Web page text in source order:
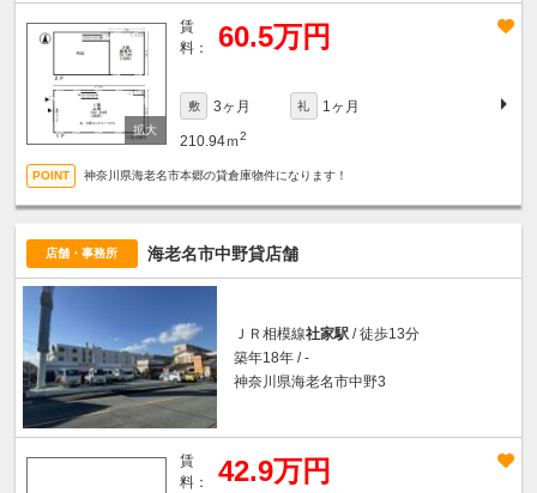
賃
料：
60.5万円
敷 3ヶ月 礼 1ヶ月
210.94ｍ2
神奈川県海老名市本郷の貸倉庫物件になります！
店舗・事務所 海老名市中野貸店舗
ＪＲ相模線社家駅 / 徒歩13分
築年18年 / -
神奈川県海老名市中野3
賃
料：
42.9万円